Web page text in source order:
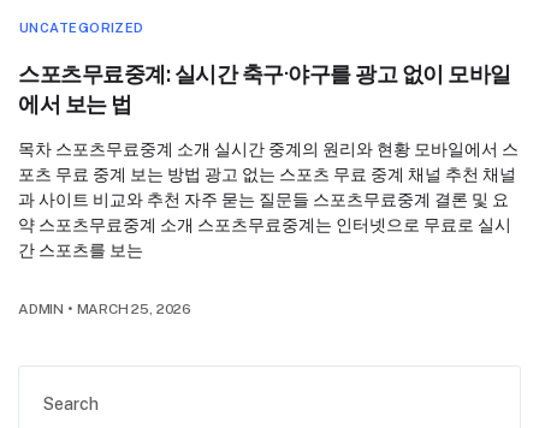
Search
UNCATEGORIZED
스포츠무료중계: 실시간 축구·야구를 광고 없이 모바일
에서 보는 법
목차 스포츠무료중계 소개 실시간 중계의 원리와 현황 모바일에서 스
포츠 무료 중계 보는 방법 광고 없는 스포츠 무료 중계 채널 추천 채널
과 사이트 비교와 추천 자주 묻는 질문들 스포츠무료중계 결론 및 요
약 스포츠무료중계 소개 스포츠무료중계는 인터넷으로 무료로 실시
간 스포츠를 보는
ADMIN • MARCH 25, 2026